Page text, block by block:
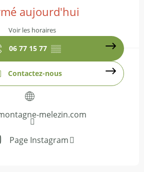
aujourd'hui
Voir les horaires
06 77 15 77 ▒▒
Contactez-nous
melezin.com
Page Instagram